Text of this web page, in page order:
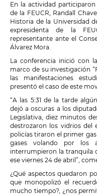
En la actividad
de la FEUCR, Randall
Historia de la Universidad
expresidenta de la
representante ante el
Álvarez Mora.
La conferencia inició con
marco de su investigación
las manifestaciones
presentó el caso de este
“A las 5:31 de la tarde
dejó a oscuras a los
Legislativa, diez minutos
destrozaron los vidrios
policías tiraron el primer
gases volando por los
interrumpieron la tranquila
ese viernes 24 de abril”,
¿Qué aspectos quedaron
que monopolizó el
mucho tiempo?, ¿nos